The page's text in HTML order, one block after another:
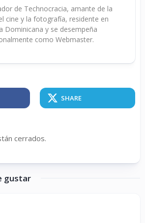
de Technocracia, amante de la
cine y la fotografía, residente en
Dominicana y se desempeña
como Webmaster.
SHARE
cerrados.
gustar